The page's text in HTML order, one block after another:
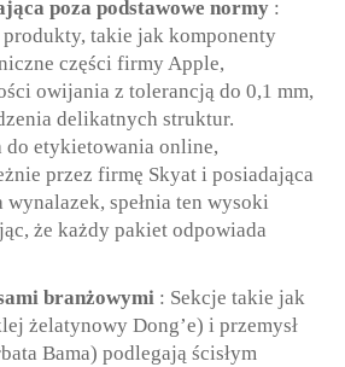
poza podstawowe normy :
takie jak komponenty
części firmy Apple,
owijania z tolerancją do 0,1 mm,
delikatnych struktur.
etykietowania online,
przez firmę Skyat i posiadająca
wynalazek, spełnia ten wysoki
że każdy pakiet odpowiada
branżowymi : Sekcje takie jak
żelatynowy Dong’e) i przemysł
Bama) podlegają ścisłym